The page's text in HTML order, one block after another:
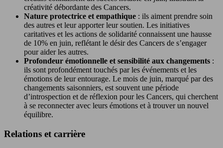
créativité débordante des Cancers.
Nature protectrice et empathique : ils aiment prendre soin
des autres et leur apporter leur soutien. Les initiatives
caritatives et les actions de solidarité connaissent une hausse
de 10% en juin, reflétant le désir des Cancers de s’engager
pour aider les autres.
Profondeur émotionnelle et sensibilité aux changements :
ils sont profondément touchés par les événements et les
émotions de leur entourage. Le mois de juin, marqué par des
changements saisonniers, est souvent une période
d’introspection et de réflexion pour les Cancers, qui cherchent
à se reconnecter avec leurs émotions et à trouver un nouvel
équilibre.
Relations et carrière